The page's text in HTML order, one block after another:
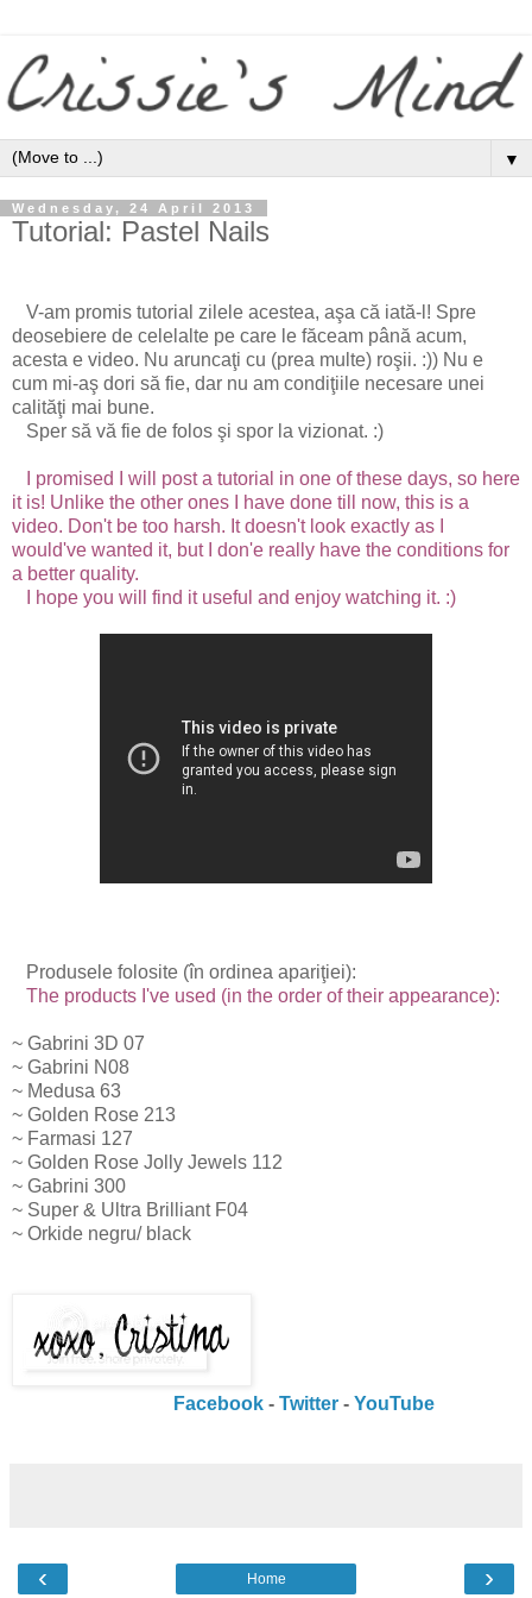
▼
Wednesday, 24 April 2013
Tutorial: Pastel Nails
V-am promis tutorial zilele acestea, aşa că iată-l! Spre
deosebiere de celelalte pe care le făceam până acum,
acesta e video. Nu aruncaţi cu (prea multe) roşii. :)) Nu e
cum mi-aş dori să fie, dar nu am condiţiile necesare unei
calităţi mai bune.
Sper să vă fie de folos şi spor la vizionat. :)
I promised I will post a tutorial in one of these days, so here
it is! Unlike the other ones I have done till now, this is a
video. Don't be too harsh. It doesn't look exactly as I
would've wanted it, but I don'e really have the conditions for
a better quality.
I hope you will find it useful and enjoy watching it. :)
Produsele folosite (în ordinea apariţiei):
The products I've used (in the order of their appearance):
~ Gabrini 3D 07
~ Gabrini N08
~ Medusa 63
~ Golden Rose 213
~ Farmasi 127
~ Golden Rose Jolly Jewels 112
~ Gabrini 300
~ Super & Ultra Brilliant F04
~ Orkide negru/ black
Facebook - Twitter - YouTube
‹ ›
Home